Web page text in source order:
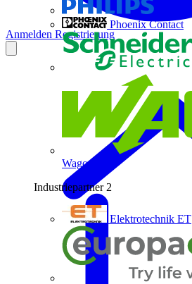
Phoenix Contact
Wago
Industriepartner 2
Elektrotechnik ET
Anmelden Registrierung